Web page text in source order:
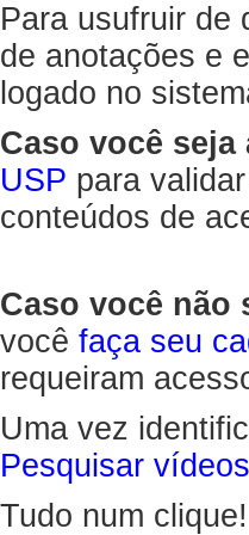
Para usufruir de
de anotações e
logado no
Caso você
USP para
conteúdos de
Caso você não
você faça seu
requeiram
Uma vez
Pesquisar vídeos
Tudo num clique!